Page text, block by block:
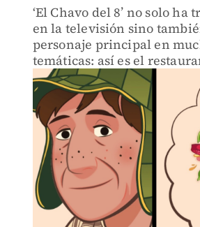
‘El Chavo del 8’ no solo ha
en la televisión sino
personaje principal en
temáticas: así es el
inspirado en el programa